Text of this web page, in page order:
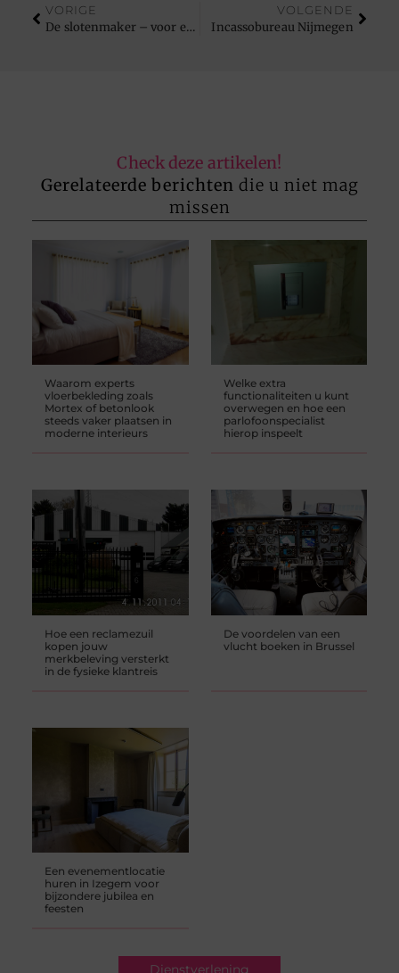
VORIGE
De slotenmaker – voor een betere beveiliging
VOLGENDE
Incassobureau Nijmegen
Check deze artikelen!
Gerelateerde berichten die u niet mag
missen
Waarom experts
vloerbekleding zoals
Mortex of betonlook
steeds vaker plaatsen in
moderne interieurs
Welke extra
functionaliteiten u kunt
overwegen en hoe een
parlofoonspecialist
hierop inspeelt
Hoe een reclamezuil
kopen jouw
merkbeleving versterkt
in de fysieke klantreis
De voordelen van een
vlucht boeken in Brussel
Een evenementlocatie
huren in Izegem voor
bijzondere jubilea en
feesten
Dienstverlening